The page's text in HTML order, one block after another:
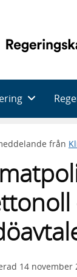
från
14 november